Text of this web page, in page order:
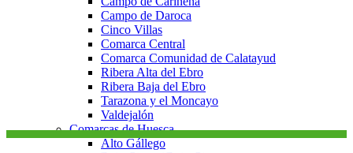
Campo de Daroca
Cinco Villas
Comarca Central
Comarca Comunidad de Calatayud
Ribera Alta del Ebro
Ribera Baja del Ebro
Tarazona y el Moncayo
Valdejalón
Comarcas de Huesca
Alto Gállego